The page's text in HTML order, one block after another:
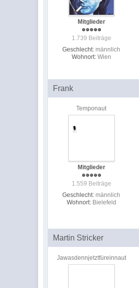
Mitglieder
1.739 Beiträge
Geschlecht: männlich
Wohnort: Wien
Frank
Temponaut
Mitglieder
1.559 Beiträge
Geschlecht: männlich
Wohnort: Bielefeld
Martin Stricker
Jawasdennjetztfüreinnaut